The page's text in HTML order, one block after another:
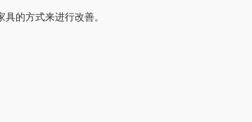
的方式来进行改善。